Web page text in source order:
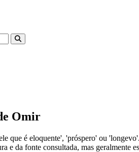
Omir
que é eloquente', 'próspero' ou
e da fonte consultada, mas geralmente